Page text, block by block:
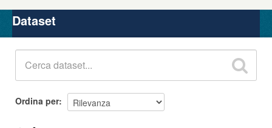
Organizzazioni
Gruppi
Dataset
Ordina per